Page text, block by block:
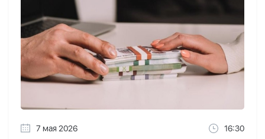
7 мая 2026 16:30